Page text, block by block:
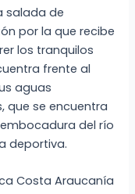
salada de
por la que recibe
los tranquilos
frente al
aguas
que se encuentra
del río
deportiva.
Costa Araucanía